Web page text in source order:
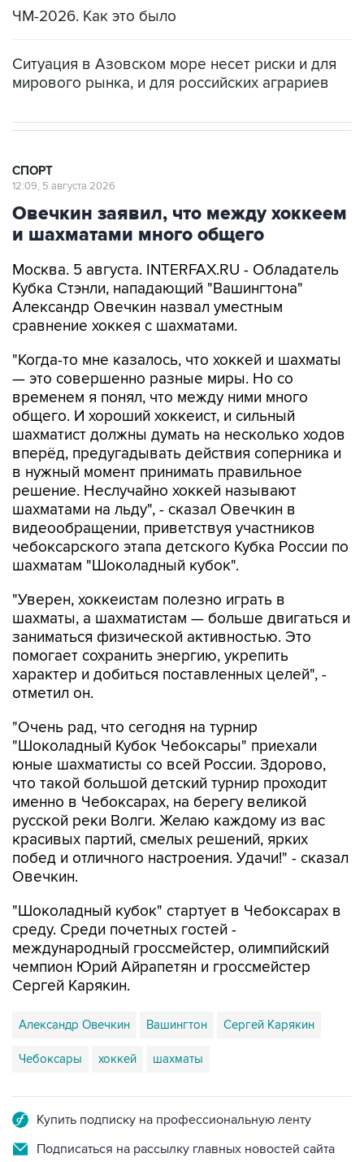
ЧМ-2026. Как это было
Ситуация в Азовском море несет риски и для
мирового рынка, и для российских аграриев
СПОРТ
12:09, 5 августа 2026
Овечкин заявил, что между хоккеем
и шахматами много общего
Москва. 5 августа. INTERFAX.RU - Обладатель
Кубка Стэнли, нападающий "Вашингтона"
Александр Овечкин назвал уместным
сравнение хоккея с шахматами.
"Когда-то мне казалось, что хоккей и шахматы
— это совершенно разные миры. Но со
временем я понял, что между ними много
общего. И хороший хоккеист, и сильный
шахматист должны думать на несколько ходов
вперёд, предугадывать действия соперника и
в нужный момент принимать правильное
решение. Неслучайно хоккей называют
шахматами на льду", - сказал Овечкин в
видеообращении, приветствуя участников
чебоксарского этапа детского Кубка России по
шахматам "Шоколадный кубок".
"Уверен, хоккеистам полезно играть в
шахматы, а шахматистам — больше двигаться и
заниматься физической активностью. Это
помогает сохранить энергию, укрепить
характер и добиться поставленных целей", -
отметил он.
"Очень рад, что сегодня на турнир
"Шоколадный Кубок Чебоксары" приехали
юные шахматисты со всей России. Здорово,
что такой большой детский турнир проходит
именно в Чебоксарах, на берегу великой
русской реки Волги. Желаю каждому из вас
красивых партий, смелых решений, ярких
побед и отличного настроения. Удачи!" - сказал
Овечкин.
"Шоколадный кубок" стартует в Чебоксарах в
среду. Среди почетных гостей -
международный гроссмейстер, олимпийский
чемпион Юрий Айрапетян и гроссмейстер
Сергей Карякин.
Александр Овечкин Вашингтон Сергей Карякин
Чебоксары хоккей шахматы
Купить подписку на профессиональную ленту
Подписаться на рассылку главных новостей сайта